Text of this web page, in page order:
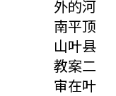
外的河
南平顶
山叶县
教案二
审在叶